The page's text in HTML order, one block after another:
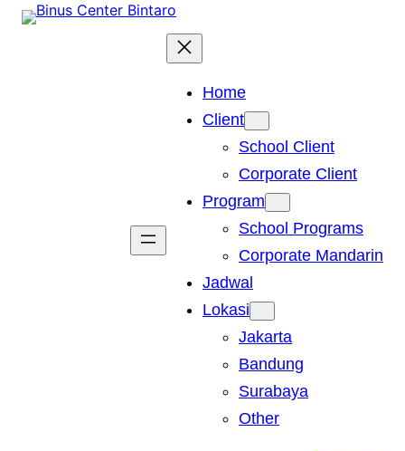
Skip
Home
Client
School Client
Corporate Client
Program
School Programs
Corporate Mandarin
Jadwal
Lokasi
Jakarta
Bandung
Surabaya
Other